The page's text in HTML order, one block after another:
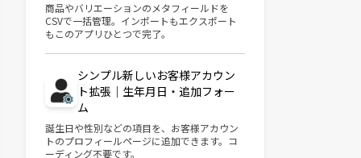
商品やバリエーションのメタフィールドを
CSVで一括管理。インポートもエクスポート
もこのアプリひとつで完了。
シンプル新しいお客様アカウン
ト拡張｜生年月日・追加フォー
ム
誕生日や性別などの項目を、お客様アカウン
トのプロフィールページに追加できます。コ
ーディング不要です。